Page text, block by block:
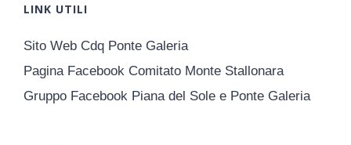
LINK UTILI
Sito Web Cdq Ponte Galeria
Pagina Facebook Comitato Monte Stallonara
Gruppo Facebook Piana del Sole e Ponte Galeria